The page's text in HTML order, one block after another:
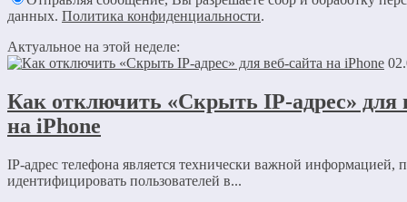
данных. Политика конфиденциальности.
Актуальное на этой неделе:
Как отключить «Скрыть IP-адрес» для
на iPhone
IP-адрес телефона является технически важной информацией,
идентифицировать пользователей в...